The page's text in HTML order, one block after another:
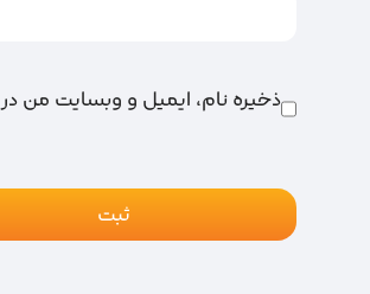
ذخیره نام، ایمیل و وبسایت من